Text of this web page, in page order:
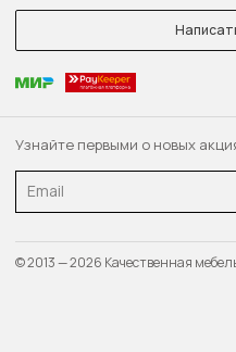
Узнайте первыми о новых
Email
© 2013 — 2026 Качественная